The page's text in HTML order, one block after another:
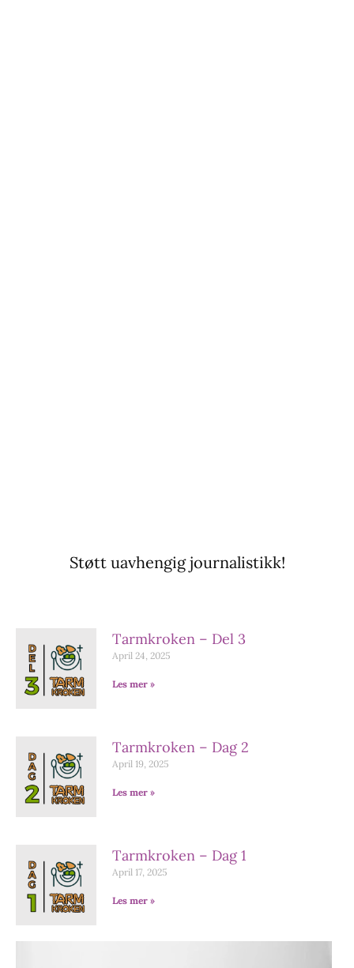
Støtt uavhengig journalistikk!
Tarmkroken – Del 3
April 24, 2025
Les mer »
Tarmkroken – Dag 2
April 19, 2025
Les mer »
Tarmkroken – Dag 1
April 17, 2025
Les mer »